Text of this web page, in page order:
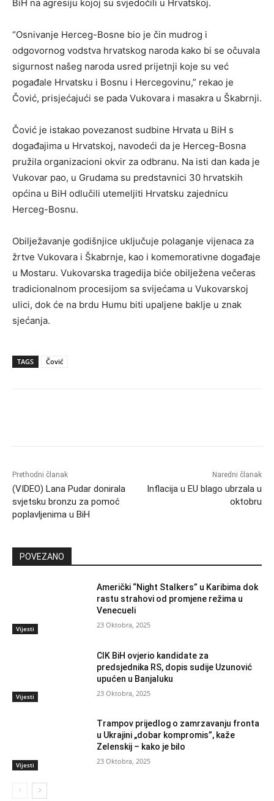
BiH na agresiju kojoj su svjedočili u Hrvatskoj.
“Osnivanje Herceg-Bosne bio je čin mudrog i
odgovornog vodstva hrvatskog naroda kako bi se očuvala
sigurnost našeg naroda usred prijetnji koje su već
pogađale Hrvatsku i Bosnu i Hercegovinu,” rekao je
Čović, prisjećajući se pada Vukovara i masakra u Škabrnji.
Čović je istakao povezanost sudbine Hrvata u BiH s
događajima u Hrvatskoj, navodeći da je Herceg-Bosna
pružila organizacioni okvir za odbranu. Na isti dan kada je
Vukovar pao, u Grudama su predstavnici 30 hrvatskih
općina u BiH odlučili utemeljiti Hrvatsku zajednicu
Herceg-Bosnu.
Obilježavanje godišnjice uključuje polaganje vijenaca za
žrtve Vukovara i Škabrnje, kao i komemorativne događaje
u Mostaru. Vukovarska tragedija biće obilježena večeras
tradicionalnom procesijom sa svijećama u Vukovarskoj
ulici, dok će na brdu Humu biti upaljene baklje u znak
sjećanja.
TAGS Čović
Prethodni članak
(VIDEO) Lana Pudar donirala
svjetsku bronzu za pomoć
poplavljenima u BiH
Naredni članak
Inflacija u EU blago ubrzala u
oktobru
POVEZANO
Vijesti
Američki “Night Stalkers” u Karibima dok
rastu strahovi od promjene režima u
Venecueli
23 Oktobra, 2025
Vijesti
CIK BiH ovjerio kandidate za
predsjednika RS, dopis sudije Uzunović
upućen u Banjaluku
23 Oktobra, 2025
Vijesti
Trampov prijedlog o zamrzavanju fronta
u Ukrajini „dobar kompromis”, kaže
Zelenskij – kako je bilo
23 Oktobra, 2025